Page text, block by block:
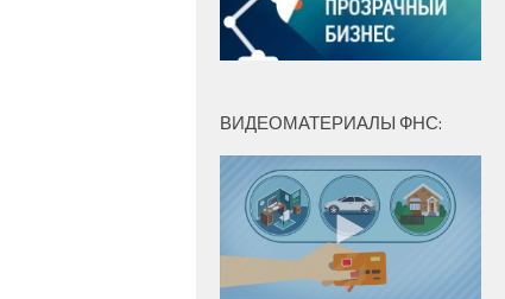
ВИДЕОМАТЕРИАЛЫ ФНС: